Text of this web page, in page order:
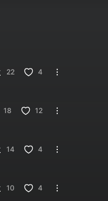
22 4
18 12
14 4
10 4